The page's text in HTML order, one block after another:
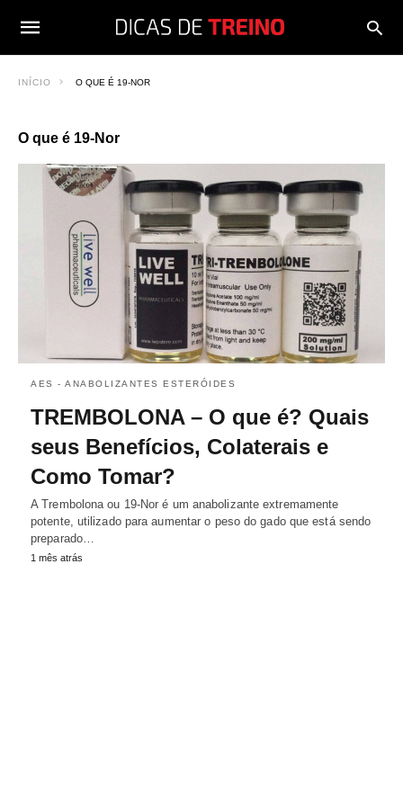
INÍCIO O QUE É 19-NOR
O que é 19-Nor
AES - ANABOLIZANTES ESTERÓIDES
TREMBOLONA – O que é? Quais
seus Benefícios, Colaterais e
Como Tomar?
A Trembolona ou 19-Nor é um anabolizante extremamente
potente, utilizado para aumentar o peso do gado que está sendo
preparado…
1 mês atrás